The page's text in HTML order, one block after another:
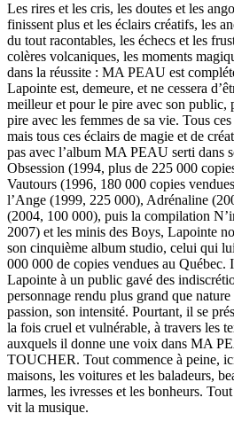
Les rires et les cris, les doutes et les
finissent plus et les éclairs créatifs, les
du tout racontables, les échecs et les
colères volcaniques, les moments
dans la réussite : MA PEAU est
Lapointe est, demeure, et ne cessera
meilleur et pour le pire avec son public,
pire avec les femmes de sa vie. Tous
mais tous ces éclairs de magie et de
pas avec l’album MA PEAU serti dans
Obsession (1994, plus de 225 000
Vautours (1996, 180 000 copies
l’Ange (1999, 225 000), Adrénaline
(2004, 100 000), puis la compilation
2007) et les minis des Boys, Lapointe
son cinquième album studio, celui qui
000 000 de copies vendues au Québec.
Lapointe à un public gavé des
personnage rendu plus grand que
passion, son intensité. Pourtant, il se
la fois cruel et vulnérable, à travers les
auxquels il donne une voix dans MA
TOUCHER. Tout commence à peine,
maisons, les voitures et les baladeurs,
larmes, les ivresses et les bonheurs.
vit la musique.